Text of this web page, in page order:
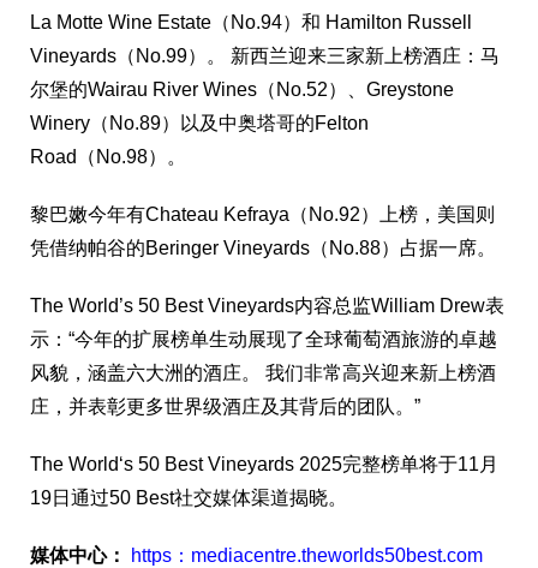
La Motte Wine Estate （ No.94）和 Hamilton Russell
Vineyards （ No.99）。 新西兰迎来三家新上榜酒庄： 马
尔堡的Wairau River Wines （ No.52）、 Greystone
Winery （ No.89）以及中奥塔哥的Felton
Road
（ No.98）。
黎巴嫩今年有Chateau Kefraya （ No.92）上榜，美国 则
凭借纳帕谷的Beringer Vineyards （ No.88）占据一席。
The World’s 50 Best Vineyards内容总监William Drew表
示： “今年的扩展榜单生动展现了全球葡萄酒旅游的卓越
风貌，涵盖六大洲的酒庄。 我们非常高兴迎来新上榜酒
庄，并表彰更多世界级酒庄及其背后的团队 。 ”
The World‘s 50 Best Vineyards 2025完整榜单将于11 月
19日通过50 Best社交媒体渠道揭晓。
媒体中心： https：mediacentre.theworlds50best.com